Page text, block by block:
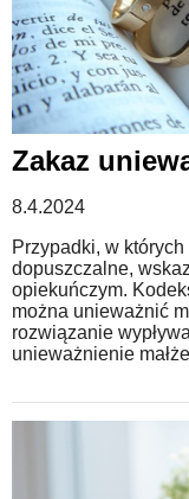
Zakaz
8.4.2024
Przypadki, w
dopuszczalne,
opiekuńczym.
można unieważnić
rozwiązanie
unieważnienie